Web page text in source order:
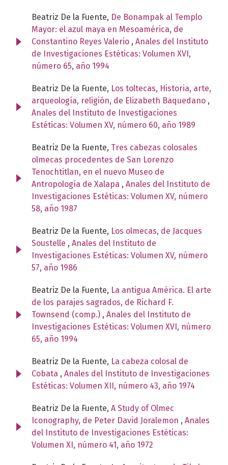
Beatriz De la Fuente, De Bonampak al Templo
Mayor: el azul maya en Mesoamérica, de
Constantino Reyes Valerio , Anales del Instituto
de Investigaciones Estéticas: Volumen XVI,
número 65, año 1994
Beatriz De la Fuente, Los toltecas, Historia, arte,
arqueología, religión, de Elizabeth Baquedano ,
Anales del Instituto de Investigaciones
Estéticas: Volumen XV, número 60, año 1989
Beatriz De la Fuente, Tres cabezas colosales
olmecas procedentes de San Lorenzo
Tenochtitlan, en el nuevo Museo de
Antropología de Xalapa , Anales del Instituto de
Investigaciones Estéticas: Volumen XV, número
58, año 1987
Beatriz De la Fuente, Los olmecas, de Jacques
Soustelle , Anales del Instituto de
Investigaciones Estéticas: Volumen XV, número
57, año 1986
Beatriz De la Fuente, La antigua América. El arte
de los parajes sagrados, de Richard F.
Townsend (comp.) , Anales del Instituto de
Investigaciones Estéticas: Volumen XVI, número
65, año 1994
Beatriz De la Fuente, La cabeza colosal de
Cobata , Anales del Instituto de Investigaciones
Estéticas: Volumen XII, número 43, año 1974
Beatriz De la Fuente, A Study of Olmec
Iconography, de Peter David Joralemon , Anales
del Instituto de Investigaciones Estéticas:
Volumen XI, número 41, año 1972